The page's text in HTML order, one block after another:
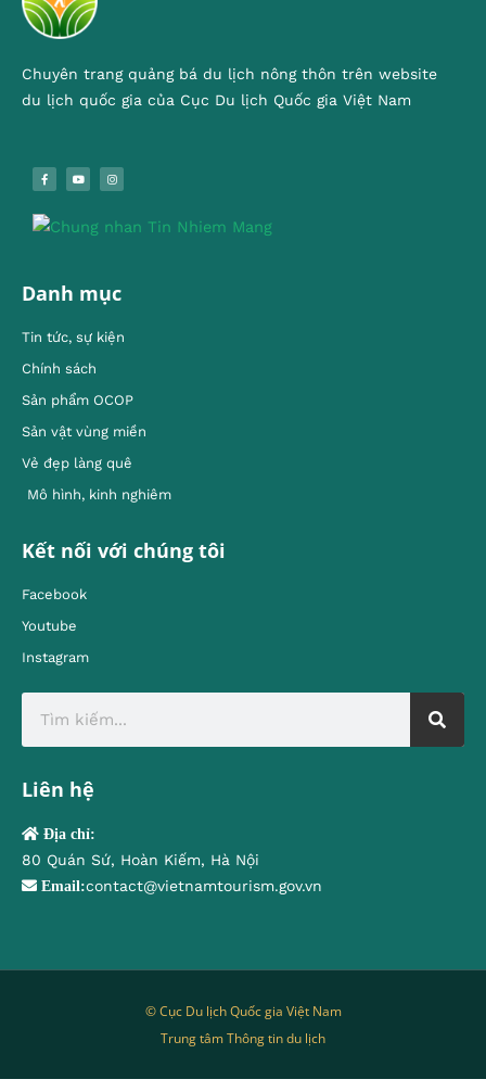
Chuyên trang quảng bá du lịch nông thôn trên website
du lịch quốc gia của Cục Du lịch Quốc gia Việt Nam
Danh mục
Tin tức, sự kiện
Chính sách
Sản phẩm OCOP
Sản vật vùng miền
Vẻ đẹp làng quê
Mô hình, kinh nghiêm
Kết nối với chúng tôi
Facebook
Youtube
Instagram
Liên hệ
Địa chỉ:
80 Quán Sứ, Hoàn Kiếm, Hà Nội
Email:contact@vietnamtourism.gov.vn
© Cục Du lịch Quốc gia Việt Nam
Trung tâm Thông tin du lịch